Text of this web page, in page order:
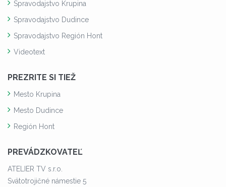
Spravodajstvo Krupina
Spravodajstvo Dudince
Spravodajstvo Región Hont
Videotext
PREZRITE SI TIEŽ
Mesto Krupina
Mesto Dudince
Región Hont
PREVÁDZKOVATEĽ
ATELIER TV s.r.o.
Svätotrojičné námestie 5